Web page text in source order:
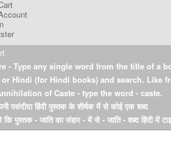
- Type any single word from the title of a
Hindi (for Hindi books) and search. Like
of Caste - type the word - caste.
पसंदीदा हिंदी पुस्तक के शीर्षक में से कोई एक शब्द
पुस्तक - जाति का संहार - में से - जाति - शब्द हिंदी में